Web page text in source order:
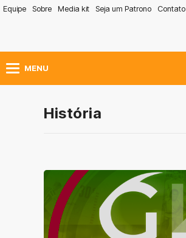
Equipe Sobre Media kit Seja um Patrono Contato
MENU
História